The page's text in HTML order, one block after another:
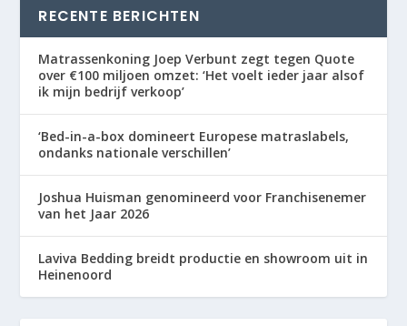
RECENTE BERICHTEN
Matrassenkoning Joep Verbunt zegt tegen Quote
over €100 miljoen omzet: ‘Het voelt ieder jaar alsof
ik mijn bedrijf verkoop’
‘Bed-in-a-box domineert Europese matraslabels,
ondanks nationale verschillen’
Joshua Huisman genomineerd voor Franchisenemer
van het Jaar 2026
Laviva Bedding breidt productie en showroom uit in
Heinenoord